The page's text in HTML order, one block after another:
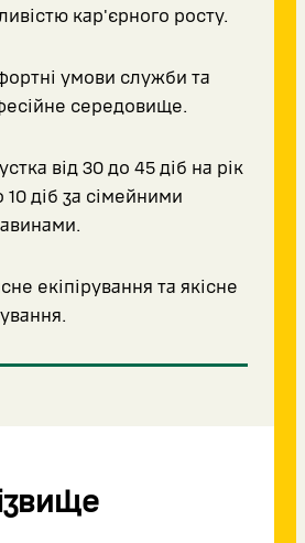
кар'єрного росту.
умови служби та
середовище.
від 30 до 45 діб на рік
10 діб за сімейними
екіпірування та якісне